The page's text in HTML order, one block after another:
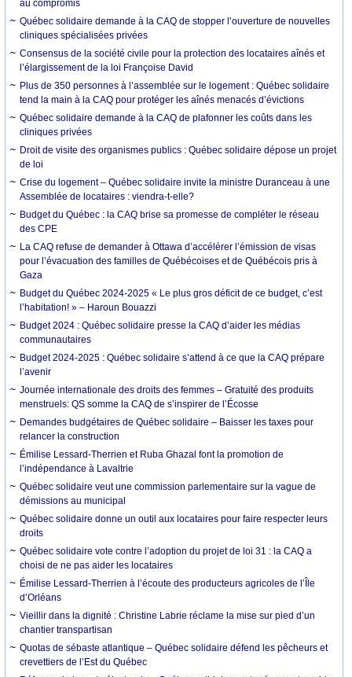
au compromis
Québec solidaire demande à la CAQ de stopper l’ouverture de nouvelles
cliniques spécialisées privées
Consensus de la société civile pour la protection des locataires aînés et
l’élargissement de la loi Françoise David
Plus de 350 personnes à l’assemblée sur le logement : Québec solidaire
tend la main à la CAQ pour protéger les aînés menacés d’évictions
Québec solidaire demande à la CAQ de plafonner les coûts dans les
cliniques privées
Droit de visite des organismes publics : Québec solidaire dépose un projet
de loi
Crise du logement – Québec solidaire invite la ministre Duranceau à une
Assemblée de locataires : viendra-t-elle?
Budget du Québec : la CAQ brise sa promesse de compléter le réseau
des CPE
La CAQ refuse de demander à Ottawa d’accélérer l’émission de visas
pour l’évacuation des familles de Québécoises et de Québécois pris à
Gaza
Budget du Québec 2024-2025 « Le plus gros déficit de ce budget, c’est
l’habitation! » – Haroun Bouazzi
Budget 2024 : Québec solidaire presse la CAQ d’aider les médias
communautaires
Budget 2024-2025 : Québec solidaire s’attend à ce que la CAQ prépare
l’avenir
Journée internationale des droits des femmes – Gratuité des produits
menstruels: QS somme la CAQ de s’inspirer de l’Écosse
Demandes budgétaires de Québec solidaire – Baisser les taxes pour
relancer la construction
Émilise Lessard-Therrien et Ruba Ghazal font la promotion de
l’indépendance à Lavaltrie
Québec solidaire veut une commission parlementaire sur la vague de
démissions au municipal
Québec solidaire donne un outil aux locataires pour faire respecter leurs
droits
Québec solidaire vote contre l’adoption du projet de loi 31 : la CAQ a
choisi de ne pas aider les locataires
Émilise Lessard-Therrien à l’écoute des producteurs agricoles de l’Île
d’Orléans
Vieillir dans la dignité : Christine Labrie réclame la mise sur pied d’un
chantier transpartisan
Quotas de sébaste atlantique – Québec solidaire défend les pêcheurs et
crevettiers de l’Est du Québec